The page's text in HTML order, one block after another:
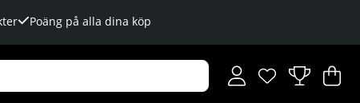
Poäng på alla dina köp
Önskelista
Antal i
.
.